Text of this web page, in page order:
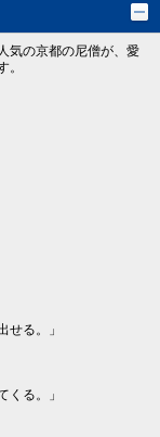
気の京都の尼僧が、愛
。
せる。」
くる。」